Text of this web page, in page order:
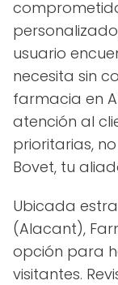
usuario
necesita sin
farmacia en
atención al
prioritarias,
Bovet, tu
Ubicada
(Alacant),
opción para
visitantes.